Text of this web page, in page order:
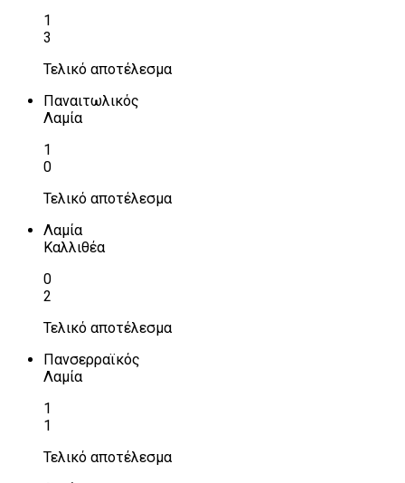
1
3
Τελικό αποτέλεσμα
Παναιτωλικός
Λαμία
1
0
Τελικό αποτέλεσμα
Λαμία
Καλλιθέα
0
2
Τελικό αποτέλεσμα
Πανσερραϊκός
Λαμία
1
1
Τελικό αποτέλεσμα